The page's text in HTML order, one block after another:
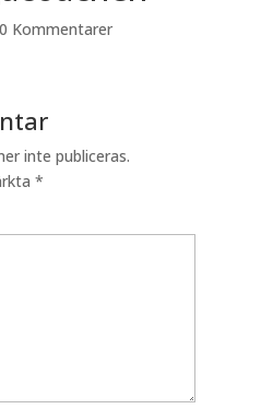
0 Kommentarer
inte publiceras.
*